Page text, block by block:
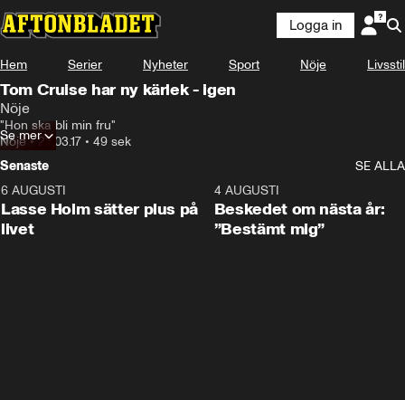
Logga in
Hem Serier Nyheter Sport Nöje Livsstil
Tom Cruise har ny kärlek - igen
Nöje
"Hon ska bli min fru"
Nöje•23.03.17 • 49 sek
Se mer
Senaste
SE ALLA
6 AUGUSTI
Lasse Holm sätter plus på
livet
4 AUGUSTI
Beskedet om nästa år:
”Bestämt mig”